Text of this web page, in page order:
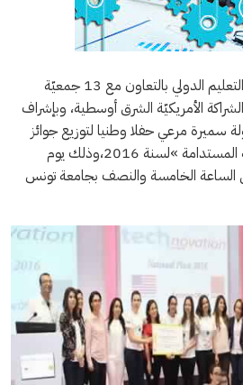
تنظم الهيئة المديرة لمعهد التعليم الدولي بالتعاون مع 13 جمعيّة
الأمريكيّة الشرق أوسطية، وبإشراف
سميرة مرعي حفلا وطنيا لتوزيع جوائز
مسابقة »المشاريع النسائيّة المستدامة »لسنة 2016،وذلك يوم
20 ماي 2016على الساعة الخامسة والنصف بجامعة تونس